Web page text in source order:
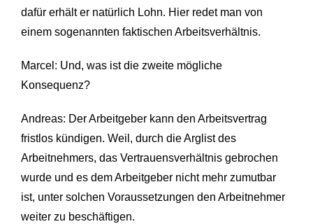
dafür erhält er natürlich Lohn. Hier redet man von
einem sogenannten faktischen Arbeitsverhältnis.
Marcel: Und, was ist die zweite mögliche
Konsequenz?
Andreas: Der Arbeitgeber kann den Arbeitsvertrag
fristlos kündigen. Weil, durch die Arglist des
Arbeitnehmers, das Vertrauensverhältnis gebrochen
wurde und es dem Arbeitgeber nicht mehr zumutbar
ist, unter solchen Voraussetzungen den Arbeitnehmer
weiter zu beschäftigen.